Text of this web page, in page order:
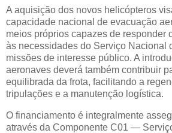
A aquisição dos novos helicópteros
capacidade nacional de evacuação
meios próprios capazes de responder
às necessidades do Serviço Nacional
missões de interesse público. A
aeronaves deverá também contribuir
equilibrada da frota, facilitando a
tripulações e a manutenção logística.
O financiamento é integralmente
através da Componente C01 —